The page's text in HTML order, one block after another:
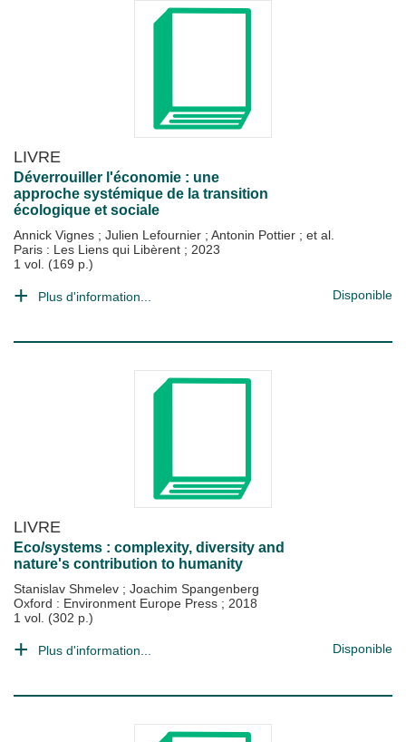
LIVRE
Déverrouiller l'économie : une
approche systémique de la transition
écologique et sociale
Annick Vignes ; Julien Lefournier ; Antonin Pottier ; et al.
Paris : Les Liens qui Libèrent ; 2023
1 vol. (169 p.)
Plus d'information... Disponible
LIVRE
Eco/systems : complexity, diversity and
nature's contribution to humanity
Stanislav Shmelev ; Joachim Spangenberg
Oxford : Environment Europe Press ; 2018
1 vol. (302 p.)
Plus d'information... Disponible